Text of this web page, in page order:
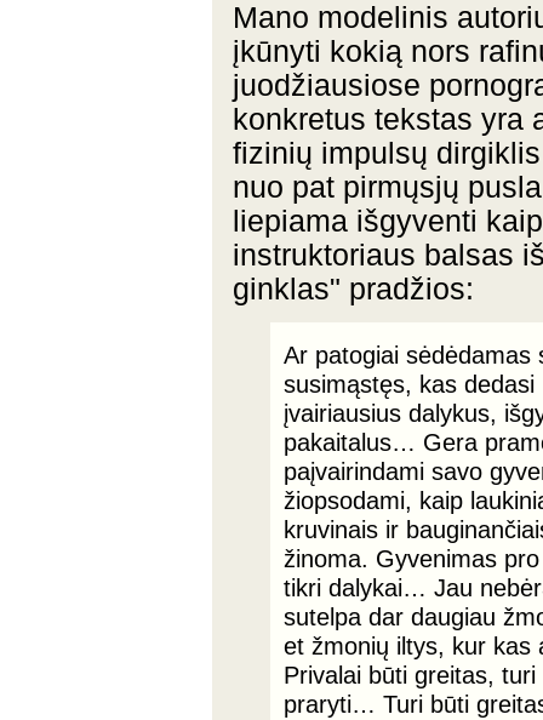
Mano modelinis
įkūnyti kokią nors
juodžiausiose
konkretus tekstas yra
fizinių impulsų
nuo pat pirmųsjų
liepiama išgyventi
instruktoriaus balsas
ginklas" pradžios:
Ar patogiai sėdėdamas
susimąstęs, kas
įvairiausius dalykus,
pakaitalus… Gera
paįvairindami savo
žiopsodami, kaip
kruvinais ir
žinoma. Gyvenimas
tikri dalykai… Jau
sutelpa dar daugiau
et žmonių iltys, kur kas
Privalai būti greitas,
praryti… Turi būti